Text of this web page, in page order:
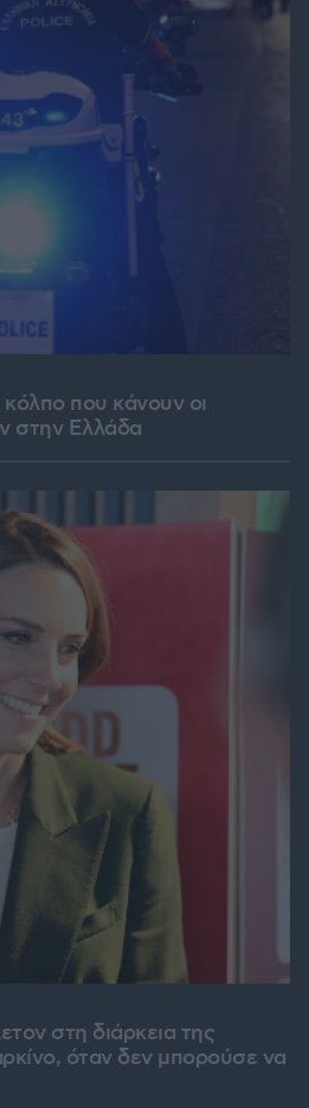
κόλπο που κάνουν οι
στην Ελλάδα
στη διάρκεια της
όταν δεν μπορούσε να